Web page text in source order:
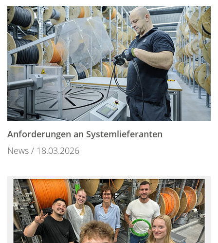
Anforderungen an Systemlieferanten
News
18.03.2026